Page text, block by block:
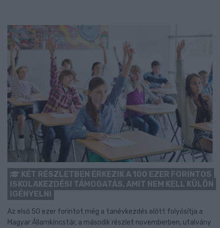
KÉT RÉSZLETBEN ÉRKEZIK A 100 EZER FORINTOS
ISKOLAKEZDÉSI TÁMOGATÁS, AMIT NEM KELL KÜLÖN
IGÉNYELNI
Az első 50 ezer forintot még a tanévkezdés előtt folyósítja a
Magyar Államkincstár, a második részlet novemberben, utalvány